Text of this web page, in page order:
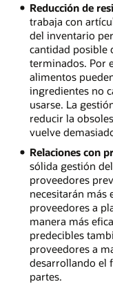
Reducción de
trabaja con
del inventario
cantidad posible
terminados. Por
alimentos
ingredientes no
usarse. La
reducir la
vuelve
Relaciones con
sólida gestión
proveedores
necesitarán más
proveedores a
manera más
predecibles
proveedores a
desarrollando el
partes.